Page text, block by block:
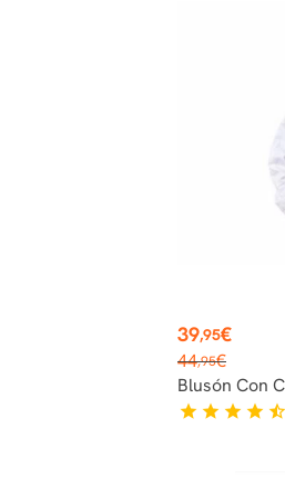
Precio
39,95€
Precio
base
44,95€
Blusón Con
star star star star star_half